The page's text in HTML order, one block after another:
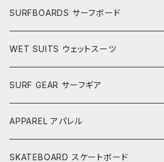
SURFBOARDS サーフボード
LONGBOARDS ロングボード
AKIRA ISHIZUKA
CASH SURFBOARDS
SHORTBOARDS ショートボード
CASH SUFBOARDS
CEANO SURFBOARDS
MID LENGTH ミッドレングス
CASH SURFBOARDS
USEDBOARDS 中古サーフボード
WET SUITS ウェットスーツ
SURF GEAR サーフギア
FIN
LEASH
APPAREL アパレル
HURLEY
SKATEBOARD スケートボード